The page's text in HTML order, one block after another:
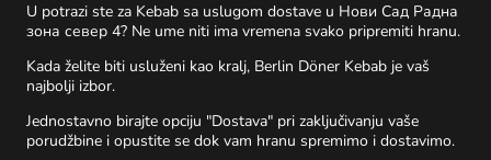
U potrazi ste za Kebab sa uslugom dostave u Нови Сад Радна
зона север 4? Ne ume niti ima vremena svako pripremiti hranu.
Kada želite biti usluženi kao kralj, Berlin Döner Kebab je vaš
najbolji izbor.
Jednostavno birajte opciju "Dostava" pri zaključivanju vaše
porudžbine i opustite se dok vam hranu spremimo i dostavimo.